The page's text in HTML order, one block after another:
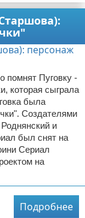
помнят Пуговку -
которая сыграла
была
Создателями
и
был снят на
Сериал
на
Подробнее